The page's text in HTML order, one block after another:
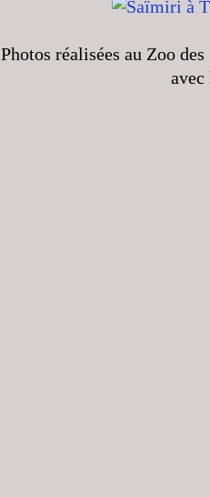
Photos réalisées au Zoo